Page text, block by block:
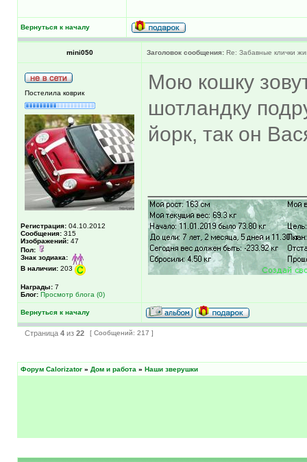
Вернуться к началу
mini050 Заголовок сообщения: Re: Забавные клички
Постелила коврик
Регистрация: 04.10.2012
Сообщения: 315
Изображений: 47
Пол:
Знак зодиака:
В наличии: 203
Награды: 7
Блог: Просмотр блога (0)
Мою кошку
шотландку
йорк, так он
Вернуться к началу
Страница 4 из 22 [ Сообщений: 217 ]
Форум Calorizator » Дом и работа » Наши зверушки